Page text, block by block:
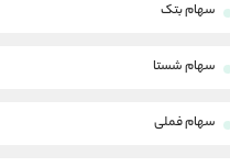
سهام بتک
سهام شستا
سهام فملی